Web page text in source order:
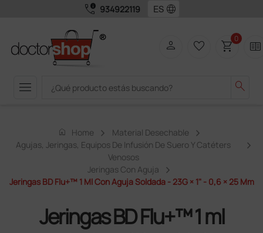
call_quality 934922119 language
menu search
person favorite_border shopping_cart0 two_pager
home Home
Material Desechable
Agujas, Jeringas, Equipos De Infusión De Suero Y Catéters
Venosos
Jeringas Con Aguja
Jeringas BD Flu+™ 1 Ml Con Aguja Soldada - 23G × 1" - 0,6 × 25 Mm
Jeringas BD Flu+™ 1 ml